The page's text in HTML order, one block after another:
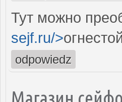
Тут можно
sejf.ru/>
odpowiedz
Магазин